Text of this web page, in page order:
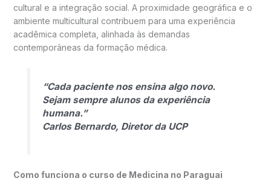
cultural e a integração social. A proximidade geográfica e o
ambiente multicultural contribuem para uma experiência
acadêmica completa, alinhada às demandas
contemporâneas da formação médica.
“Cada paciente nos ensina algo novo.
Sejam sempre alunos da experiência
humana.”
Carlos Bernardo, Diretor da UCP
Como funciona o curso de Medicina no Paraguai